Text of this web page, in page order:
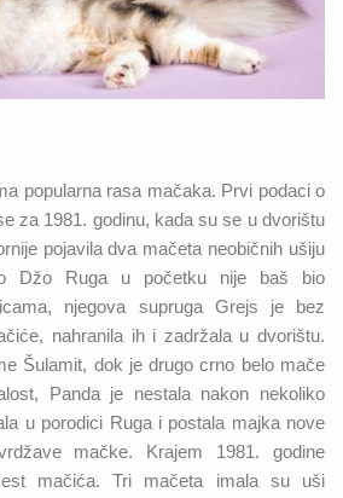
popularna rasa mačaka. Prvi podaci o
za 1981. godinu, kada su se u dvorištu
pojavila dva mačeta neobičnih ušiju
Džo Ruga u početku nije baš bio
njegova supruga Grejs je bez
nahranila ih i zadržala u dvorištu.
Šulamit, dok je drugo crno belo mače
Panda je nestala nakon nekoliko
u porodici Ruga i postala majka nove
mačke. Krajem 1981. godine
mačića. Tri mačeta imala su uši